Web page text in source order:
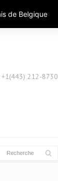
+1(443) 212-8730
de Belgique
(Canada)
(Österreich)